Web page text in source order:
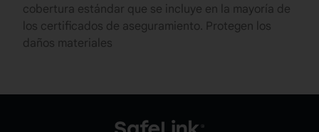
cobertura estándar que se incluye en la mayoría de
los certificados de aseguramiento. Protegen los
daños materiales